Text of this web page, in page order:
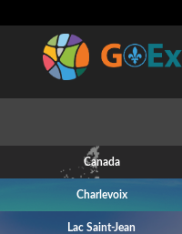
Canada
Charlevoix
Lac Saint-Jean